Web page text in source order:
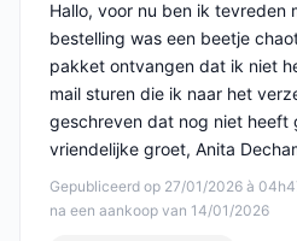
Gepubliceerd op 27/01/2026 à
na een aankoop van 14/01/2026
Hallo, voor nu ben ik tevreden
bestelling was een beetje
pakket ontvangen dat ik niet
mail sturen die ik naar het
geschreven dat nog niet heeft
vriendelijke groet, Anita